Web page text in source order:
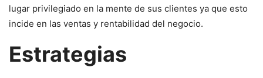
lugar privilegiado en la mente de sus clientes ya que esto
incide en las ventas y rentabilidad del negocio.
Estrategias